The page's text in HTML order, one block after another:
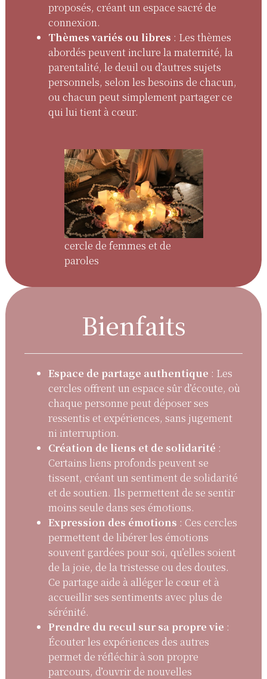
proposés, créant un espace sacré de
connexion.
Thèmes variés ou libres : Les thèmes
abordés peuvent inclure la maternité, la
parentalité, le deuil ou d’autres sujets
personnels, selon les besoins de chacun,
ou chacun peut simplement partager ce
qui lui tient à cœur.
cercle de femmes et de
paroles
Bienfaits
Espace de partage authentique : Les
cercles offrent un espace sûr d’écoute, où
chaque personne peut déposer ses
ressentis et expériences, sans jugement
ni interruption.
Création de liens et de solidarité :
Certains liens profonds peuvent se
tissent, créant un sentiment de solidarité
et de soutien. Ils permettent de se sentir
moins seule dans ses émotions.
Expression des émotions : Ces cercles
permettent de libérer les émotions
souvent gardées pour soi, qu’elles soient
de la joie, de la tristesse ou des doutes.
Ce partage aide à alléger le cœur et à
accueillir ses sentiments avec plus de
sérénité.
Prendre du recul sur sa propre vie :
Écouter les expériences des autres
permet de réfléchir à son propre
parcours, d’ouvrir de nouvelles